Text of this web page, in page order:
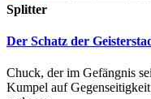
Splitter
Der Schatz der
Chuck, der im Gefängnis
Kumpel auf